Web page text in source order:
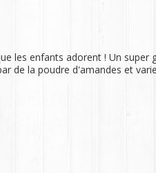
les enfants adorent ! Un
de la poudre d'amandes et